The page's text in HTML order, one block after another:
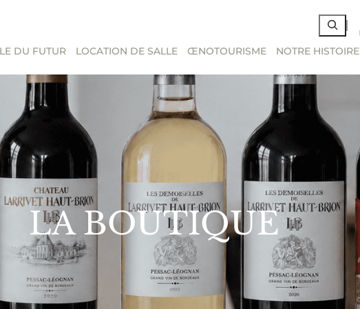
DU FUTUR LOCATION DE SALLE ŒNOTOURISME NOTRE HISTOIRE
LA BOUTIQUE